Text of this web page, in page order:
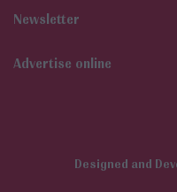
Newsletter
Αdvertise online
Designed and